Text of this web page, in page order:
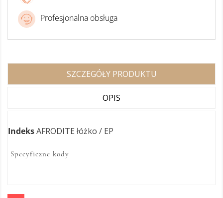
Profesjonalna obsługa
SZCZEGÓŁY PRODUKTU
OPIS
IndeksAFRODITE łóżko / EP
Specyficzne kody